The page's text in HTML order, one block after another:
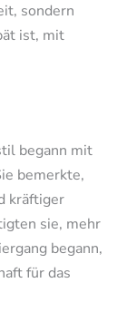
sondern
ist, mit
begann mit
bemerkte,
kräftiger
sie, mehr
begann,
für das